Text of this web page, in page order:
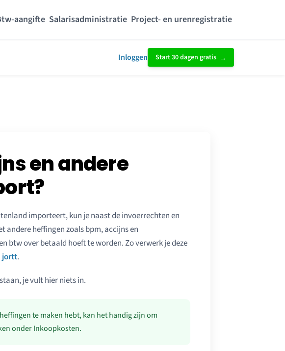
aangifte Salarisadministratie Project- en urenregistratie
Inloggen Start 30 dagen gratis
en andere
importeert, kun je naast de invoerrechten en
andere heffingen zoals bpm, accijns en
btw over betaald hoeft te worden. Zo verwerk je deze
jortt.
je vult hier niets in.
te maken hebt, kan het handig zijn om
onder Inkoopkosten.